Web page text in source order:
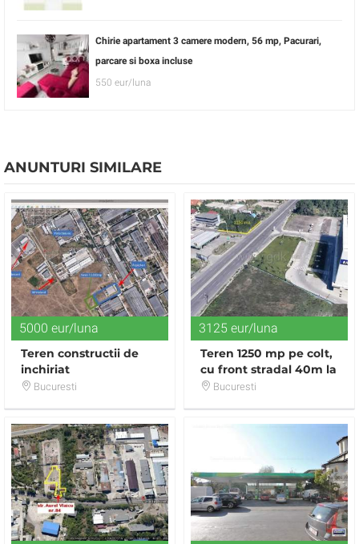
Chirie apartament 3 camere modern, 56 mp, Pacurari,
parcare si boxa incluse
550 eur/luna
ANUNTURI SIMILARE
5000 eur/luna
Teren constructii de
inchiriat
Bucuresti
3125 eur/luna
Teren 1250 mp pe colt,
cu front stradal 40m la
DN, ideal pentru un
Bucuresti